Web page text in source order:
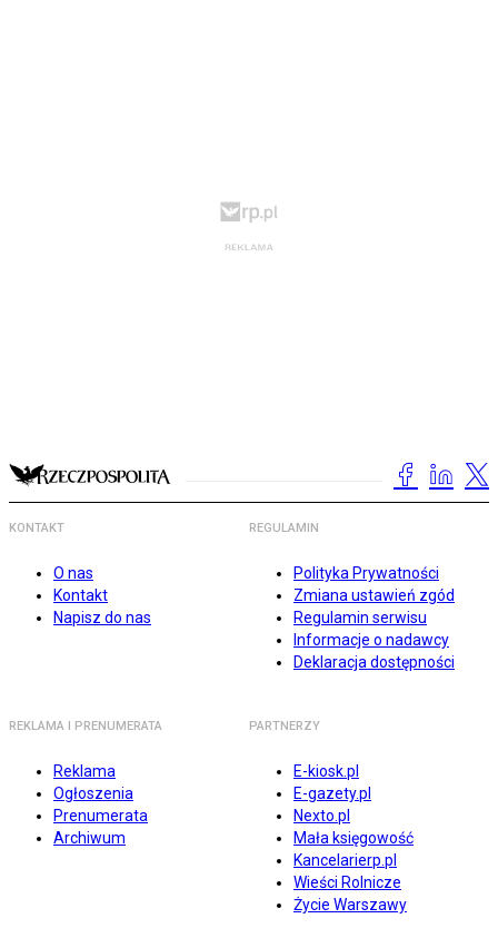
KONTAKT
O nas
Kontakt
Napisz do nas
REGULAMIN
Polityka Prywatności
Zmiana ustawień zgód
Regulamin serwisu
Informacje o nadawcy
Deklaracja dostępności
REKLAMA I PRENUMERATA
Reklama
Ogłoszenia
Prenumerata
Archiwum
PARTNERZY
E-kiosk.pl
E-gazety.pl
Nexto.pl
Mała księgowość
Kancelarierp.pl
Wieści Rolnicze
Życie Warszawy